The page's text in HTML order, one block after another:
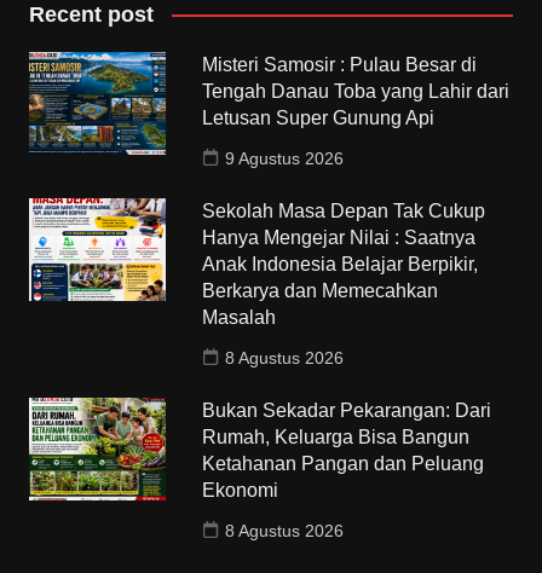
Recent post
Misteri Samosir : Pulau Besar di
Tengah Danau Toba yang Lahir dari
Letusan Super Gunung Api
9 Agustus 2026
Sekolah Masa Depan Tak Cukup
Hanya Mengejar Nilai : Saatnya
Anak Indonesia Belajar Berpikir,
Berkarya dan Memecahkan
Masalah
8 Agustus 2026
Bukan Sekadar Pekarangan: Dari
Rumah, Keluarga Bisa Bangun
Ketahanan Pangan dan Peluang
Ekonomi
8 Agustus 2026